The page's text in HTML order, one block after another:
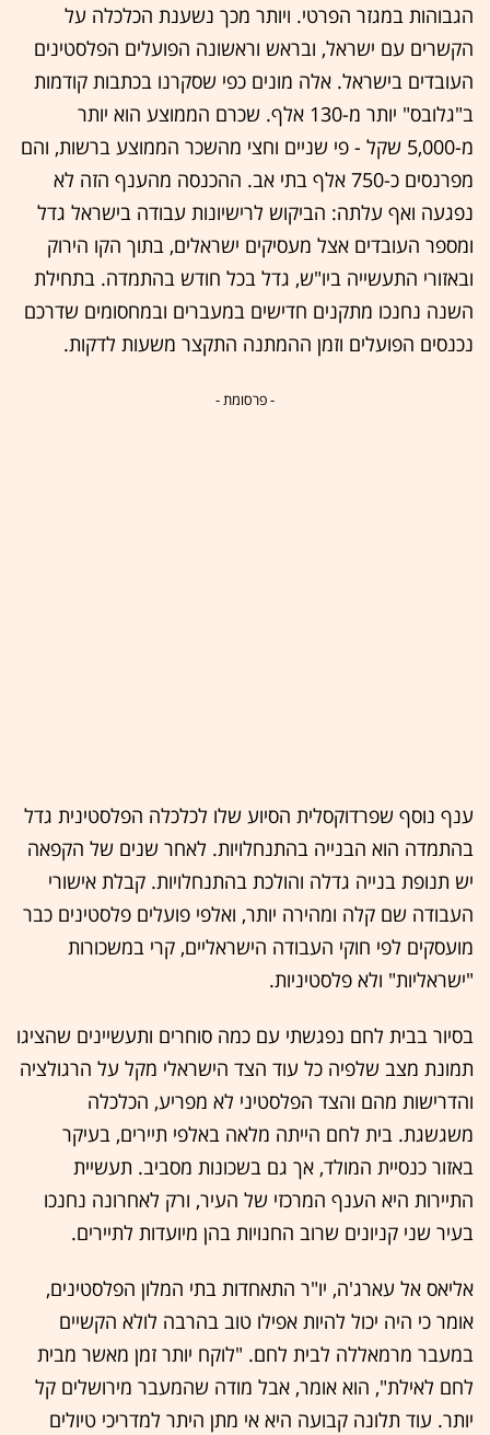
הגבוהות במגזר הפרטי. ויותר מכך נשענת הכלכלה על
הקשרים עם ישראל, ובראש וראשונה הפועלים הפלסטינים
העובדים בישראל. אלה מונים כפי שסקרנו בכתבות קודמות
ב"גלובס" יותר מ-130 אלף. שכרם הממוצע הוא יותר
מ-5,000 שקל - פי שניים וחצי מהשכר הממוצע ברשות, והם
מפרנסים כ-750 אלף בתי אב. ההכנסה מהענף הזה לא
נפגעה ואף עלתה: הביקוש לרישיונות עבודה בישראל גדל
ומספר העובדים אצל מעסיקים ישראלים, בתוך הקו הירוק
ובאזורי התעשייה ביו"ש, גדל בכל חודש בהתמדה. בתחילת
השנה נחנכו מתקנים חדישים במעברים ובמחסומים שדרכם
נכנסים הפועלים וזמן ההמתנה התקצר משעות לדקות.
- פרסומת -
ענף נוסף שפרדוקסלית הסיוע שלו לכלכלה הפלסטינית גדל
בהתמדה הוא הבנייה בהתנחלויות. לאחר שנים של הקפאה
יש תנופת בנייה גדלה והולכת בהתנחלויות. קבלת אישורי
העבודה שם קלה ומהירה יותר, ואלפי פועלים פלסטינים כבר
מועסקים לפי חוקי העבודה הישראליים, קרי במשכורות
"ישראליות" ולא פלסטיניות.
בסיור בבית לחם נפגשתי עם כמה סוחרים ותעשיינים שהציגו
תמונת מצב שלפיה כל עוד הצד הישראלי מקל על הרגולציה
והדרישות מהם והצד הפלסטיני לא מפריע, הכלכלה
משגשגת. בית לחם הייתה מלאה באלפי תיירים, בעיקר
באזור כנסיית המולד, אך גם בשכונות מסביב. תעשיית
התיירות היא הענף המרכזי של העיר, ורק לאחרונה נחנכו
בעיר שני קניונים שרוב החנויות בהן מיועדות לתיירים.
אליאס אל עארג'ה, יו"ר התאחדות בתי המלון הפלסטינים,
אומר כי היה יכול להיות אפילו טוב בהרבה לולא הקשיים
במעבר מרמאללה לבית לחם. "לוקח יותר זמן מאשר מבית
לחם לאילת", הוא אומר, אבל מודה שהמעבר מירושלים קל
יותר. עוד תלונה קבועה היא אי מתן היתר למדריכי טיולים